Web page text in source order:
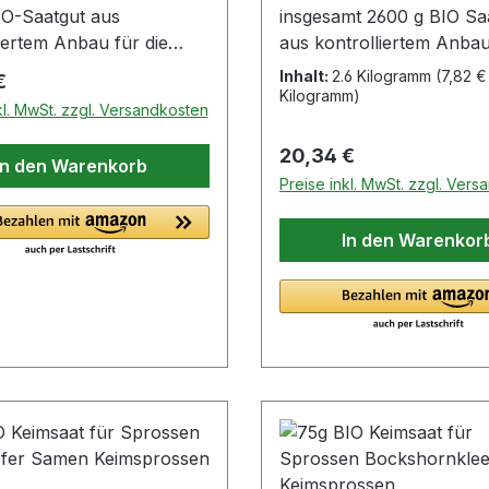
Saatgut aus
Anbau für die
Kontrollstelle:
005 Inhalt: je 250 g
Radies,
(einzeln verpackt)
besteht aus folgenden
Luzerne
sativa)Artikel-Nr.:
250 gAussaat:
(Grünkraut):
Kressesieb,
Preis:
MwSt. zzgl. Versandkosten
den Warenkorb
Inhalt: 2.6 Kilogramm (7,82 €
Kilogramm)
Regulärer Preis:
20,34 €
Preise inkl. MwSt. zzgl.
In den